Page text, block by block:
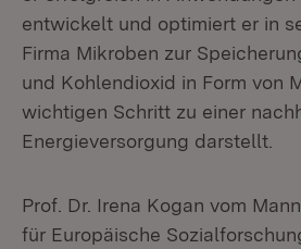
entwickelt und optimiert er in
Firma Mikroben zur
und Kohlendioxid in Form von
wichtigen Schritt zu einer
Energieversorgung darstellt.
Prof. Dr. Irena Kogan vom
für Europäische